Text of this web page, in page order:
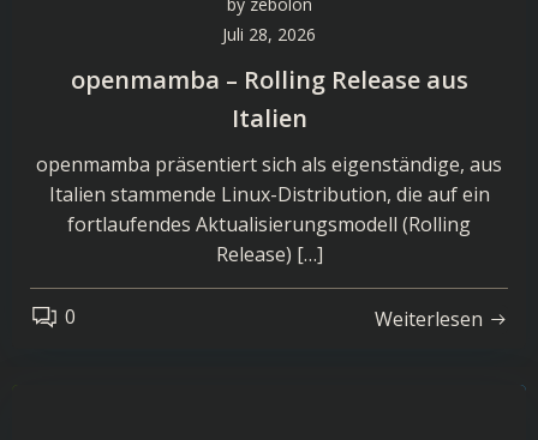
Juli 28, 2026
openmamba – Rolling Release aus
Italien
openmamba präsentiert sich als eigenständige, aus
Italien stammende Linux-Distribution, die auf ein
fortlaufendes Aktualisierungsmodell (Rolling
Release) […]
0 Weiterlesen